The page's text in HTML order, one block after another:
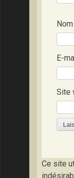
Nom
E-
Site
Ce site